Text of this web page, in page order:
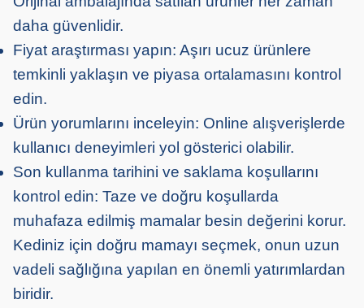
daha güvenlidir.
Fiyat araştırması yapın: Aşırı ucuz ürünlere
temkinli yaklaşın ve piyasa ortalamasını kontrol
edin.
Ürün yorumlarını inceleyin: Online alışverişlerde
kullanıcı deneyimleri yol gösterici olabilir.
Son kullanma tarihini ve saklama koşullarını
kontrol edin: Taze ve doğru koşullarda
muhafaza edilmiş mamalar besin değerini korur.
Kediniz için doğru mamayı seçmek, onun uzun
vadeli sağlığına yapılan en önemli yatırımlardan
biridir.